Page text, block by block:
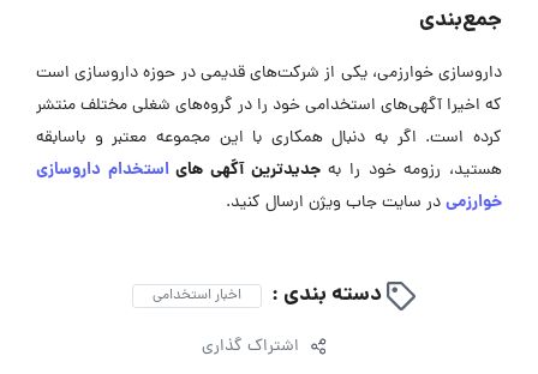
جمع‌بندی
داروسازی خوارزمی، یکی از شرکت‌های قدیمی در حوزه داروسازی است
که اخیرا آگهی‌های استخدامی خود را در گروه‌های شغلی مختلف منتشر
کرده است. اگر به دنبال همکاری با این مجموعه معتبر و باسابقه
هستید، رزومه‌ خود را بهجدیدترین آگهی هایاستخدام داروسازی
خوارزمیدر سایت جاب ویژن ارسال کنید.
دسته بندی : اخبار استخدامی
اشتراک گذاری